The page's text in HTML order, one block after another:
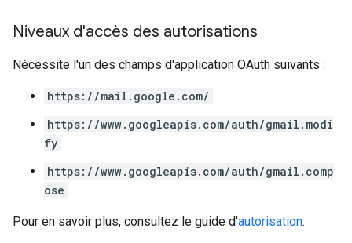
Niveaux d'accès des autorisations
Nécessite l'un des champs d'application OAuth suivants :
https://mail.google.com/
https://www.googleapis.com/auth/gmail.modi
fy
https://www.googleapis.com/auth/gmail.comp
ose
Pour en savoir plus, consultez le guide d'autorisation.